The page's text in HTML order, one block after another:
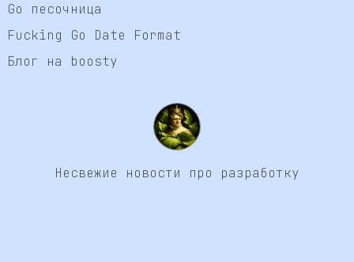
Go песочница
Fucking Go Date Format
Блог на boosty
Несвежие новости про разработку